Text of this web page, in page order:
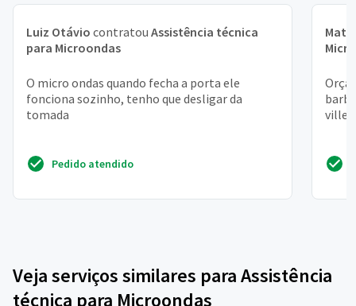
Luiz Otávio contratou Assistência técnica
para Microondas
O micro ondas quando fecha a porta ele
fonciona sozinho, tenho que desligar da
tomada
Pedido atendido
Veja serviços similares para Assistência
técnica para Microondas